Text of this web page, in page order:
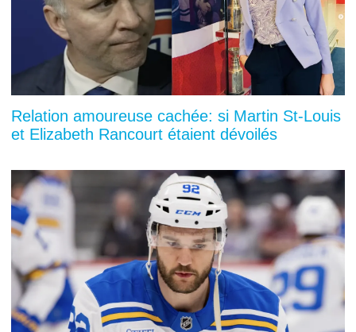
Relation amoureuse cachée: si Martin St-Louis
et Elizabeth Rancourt étaient dévoilés